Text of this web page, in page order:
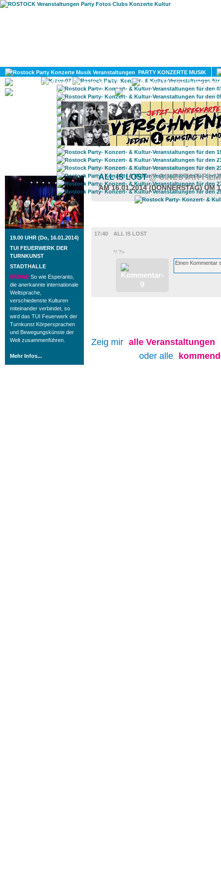
PARTY KONZERTE MUSIK
KULTUR
GAY
ROSTOCK TAGESTIPP
19.00 UHR (Do, 16.01.2014)
TUI FEUERWERK DER
TURNKUNST
STADTHALLE
BÜHNE So wie Esperanto,
die anerkannte internationale
Weltsprache,
verschiedenste Kulturen
miteinander verbindet, so
wird das TUI Feuerwerk der
Turnkunst Körpersprachen
und Bewegungskünste der
Welt zusammenführen.
Mehr Infos...
ALL IS LOST@ CINESTAR
AM 16.01.2014 (DONNERSTAG) UM
17:40
ALL IS LOST
*/ ?>
Zeig mir alle Veranstaltungen
oder alle